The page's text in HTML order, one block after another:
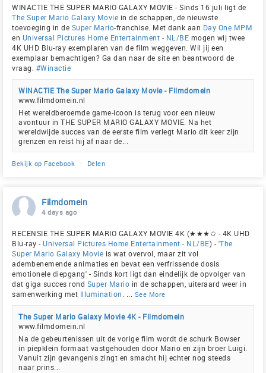
WINACTIE THE SUPER MARIO GALAXY MOVIE - Sinds 16 juli ligt de
The Super Mario Galaxy Movie in de schappen, de nieuwste
toevoeging in de Super Mario-franchise. Met dank aan Day One MPM
en Universal Pictures Home Entertainment - NL/BE mogen wij twee
4K UHD Blu-ray exemplaren van de film weggeven. Wil jij een
exemplaar bemachtigen? Ga dan naar de site en beantwoord de
vraag. #Winactie
WINACTIE The Super Mario Galaxy Movie - Filmdomein
www.filmdomein.nl
Het wereldberoemde game-icoon is terug voor een nieuw
avontuur in THE SUPER MARIO GALAXY MOVIE. Na het
wereldwijde succes van de eerste film verlegt Mario dit keer zijn
grenzen en reist hij af naar de...
Bekijk op Facebook · Delen
Filmdomein
4 days ago
RECENSIE THE SUPER MARIO GALAXY MOVIE 4K (★★★✩ - 4K UHD
Blu-ray - Universal Pictures Home Entertainment - NL/BE) - 'The
Super Mario Galaxy Movie is wat overvol, maar zit vol
adembenemende animaties en bevat een verfrissende dosis
emotionele diepgang' - Sinds kort ligt dan eindelijk de opvolger van
dat giga succes rond Super Mario in de schappen, uiteraard weer in
samenwerking met Illumination. ... See More
The Super Mario Galaxy Movie 4K - Filmdomein
www.filmdomein.nl
Na de gebeurtenissen uit de vorige film wordt de schurk Bowser
in piepklein formaat vastgehouden door Mario en zijn broer Luigi.
Vanuit zijn gevangenis zingt en smacht hij echter nog steeds
naar prins...